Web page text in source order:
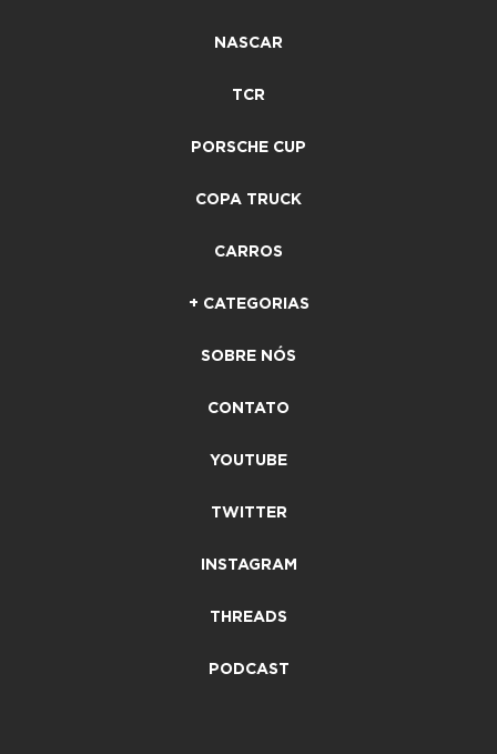
NASCAR
TCR
PORSCHE CUP
COPA TRUCK
CARROS
+ CATEGORIAS
SOBRE NÓS
CONTATO
YOUTUBE
TWITTER
INSTAGRAM
THREADS
PODCAST